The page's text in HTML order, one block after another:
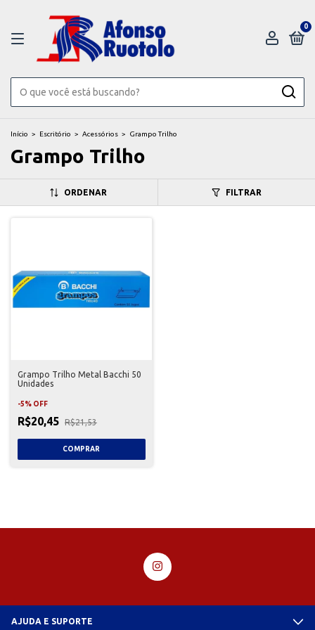
0
Início > Escritório > Acessórios > Grampo Trilho
Grampo Trilho
ORDENAR FILTRAR
Grampo Trilho Metal Bacchi 50
Unidades
-5% OFF
R$20,45 R$21,53
AJUDA E SUPORTE